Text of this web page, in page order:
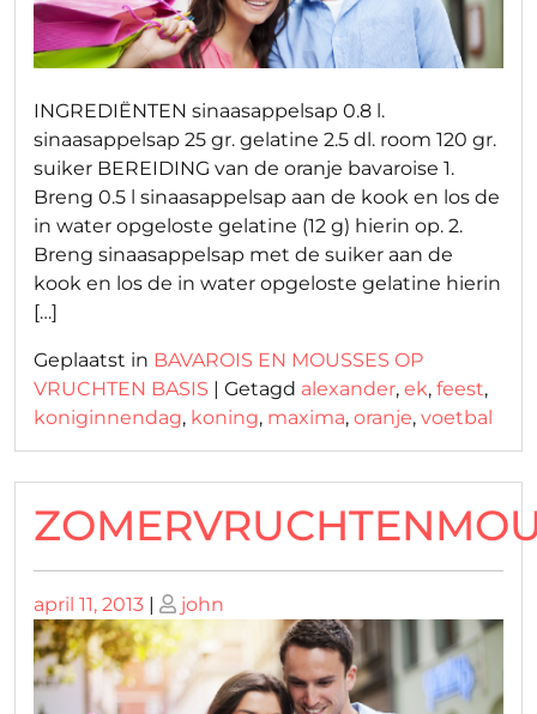
INGREDIËNTEN sinaasappelsap 0.8 l.
sinaasappelsap 25 gr. gelatine 2.5 dl. room 120 gr.
suiker BEREIDING van de oranje bavaroise 1.
Breng 0.5 l sinaasappelsap aan de kook en los de
in water opgeloste gelatine (12 g) hierin op. 2.
Breng sinaasappelsap met de suiker aan de
kook en los de in water opgeloste gelatine hierin
[…]
Geplaatst in BAVAROIS EN MOUSSES OP
VRUCHTEN BASIS | Getagd alexander, ek, feest,
koniginnendag, koning, maxima, oranje, voetbal
Geplaatst
op
april 11, 2013 | Geplaatst
op
john